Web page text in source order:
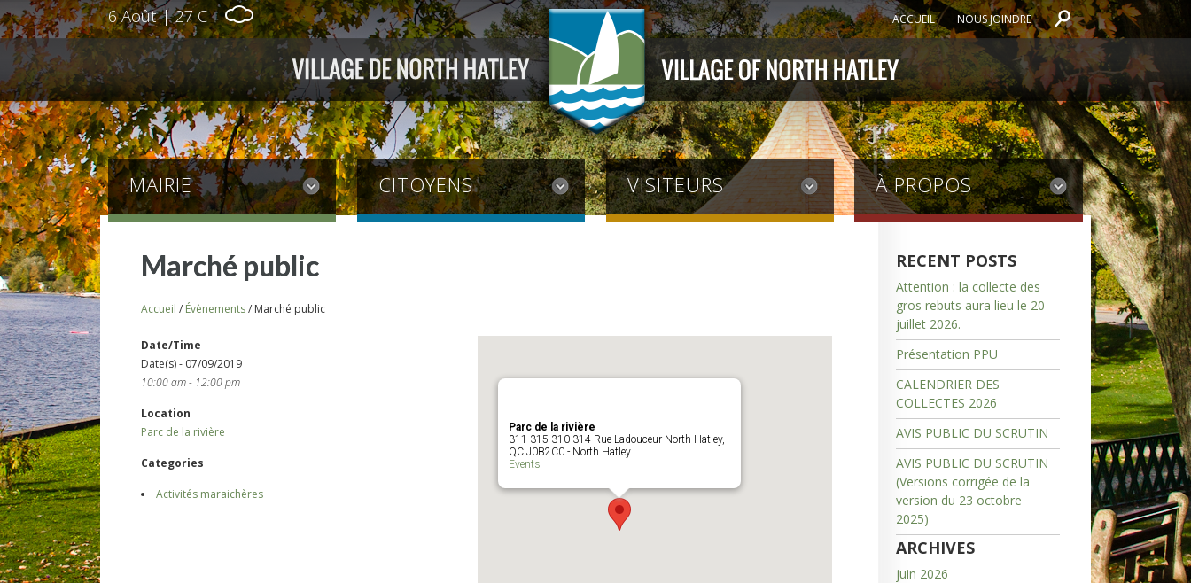
6 Août | 27 C ACCUEIL NOUS JOINDRE
MAIRIE CITOYENS VISITEURS À PROPOS
Marché public
Accueil / Évènements/ Marché public
Parc de la rivière
311-315 310-314 Rue Ladouceur North Hatley,
QC J0B2C0 - North Hatley
Events
Date/Time
Date(s) - 07/09/2019
10:00 am - 12:00 pm
Location
Parc de la rivière
Categories
Activités maraichères
RECENT POSTS
Attention : la collecte des
gros rebuts aura lieu le 20
juillet 2026.
Présentation PPU
CALENDRIER DES
COLLECTES 2026
AVIS PUBLIC DU SCRUTIN
AVIS PUBLIC DU SCRUTIN
(Versions corrigée de la
version du 23 octobre
2025)
ARCHIVES
juin 2026